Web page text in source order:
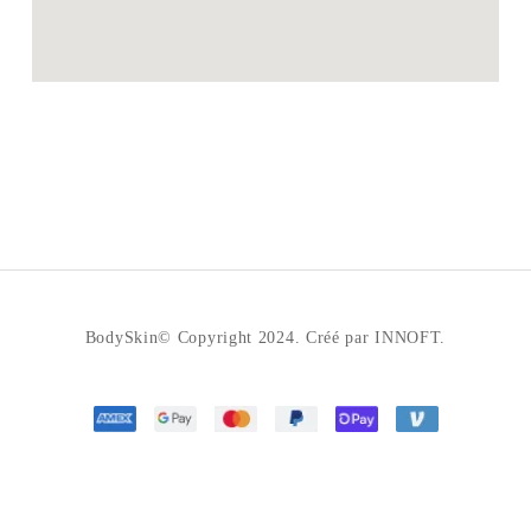
BodySkin© Copyright 2024. Créé par INNOFT.